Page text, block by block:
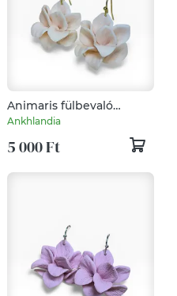
Animaris fülbevaló
Bőrszín
Ankhlandia
5 000 Ft